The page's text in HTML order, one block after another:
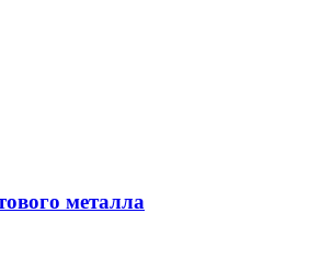
металла